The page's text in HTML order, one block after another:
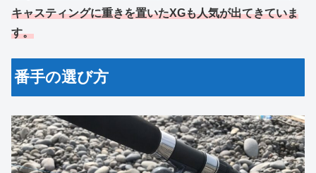
キャスティングに重きを置いたXGも人気が出てきていま
す。
番手の選び方